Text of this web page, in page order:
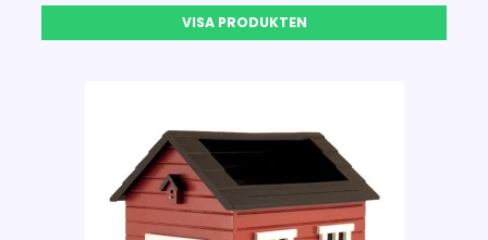
VISA PRODUKTEN